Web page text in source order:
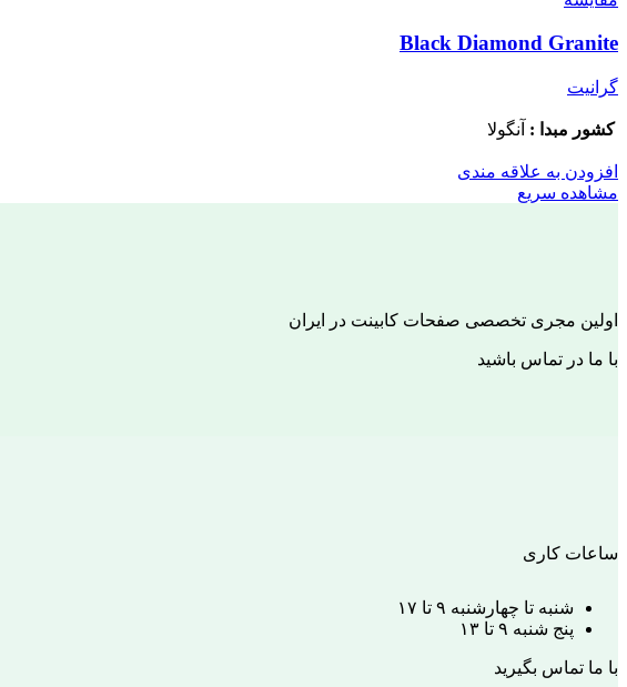
Black Diamond Granite
گرانیت
کشور مبدا : آنگولا
افزودن به علاقه مندی
مشاهده سریع
اولین مجری تخصصی صفحات کابینت در ایران
با ما در تماس باشید
ساعات کاری
شنبه تا چهارشنبه ۹ تا ۱۷
پنج شنبه ۹ تا ۱۳
با ما تماس بگیرید